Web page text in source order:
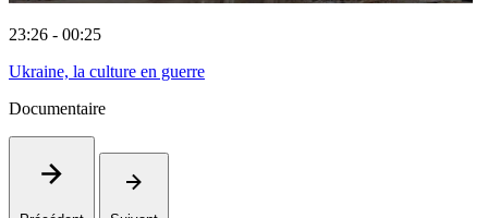
23:26 - 00:25
Ukraine, la culture en guerre
Documentaire